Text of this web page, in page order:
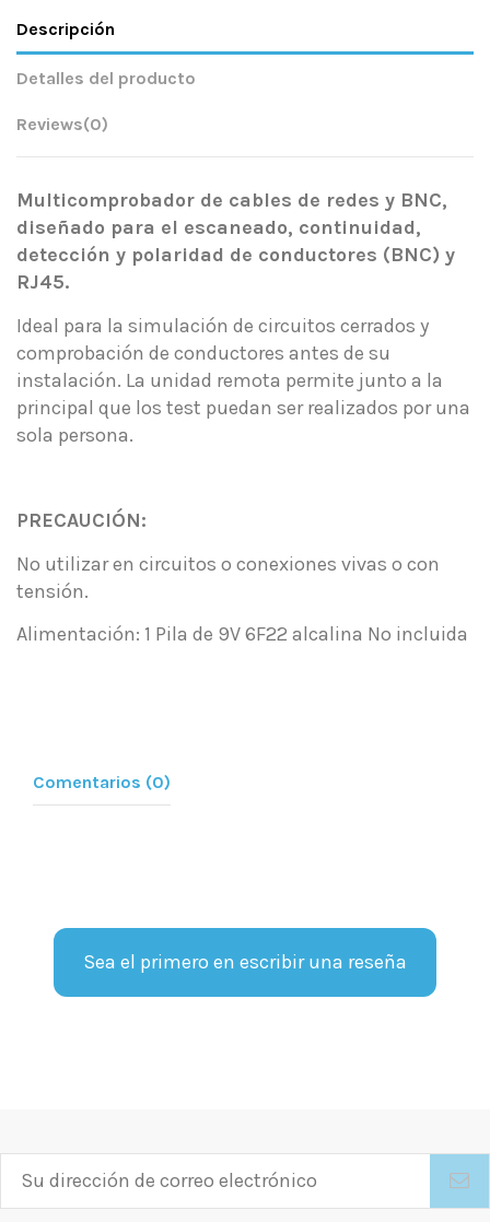
Descripción
Detalles del producto
Reviews(0)
Multicomprobador de cables de redes y BNC,
diseñado para el escaneado, continuidad,
detección y polaridad de conductores (BNC) y
RJ45.
Ideal para la simulación de circuitos cerrados y
comprobación de conductores antes de su
instalación. La unidad remota permite junto a la
principal que los test puedan ser realizados por una
sola persona.
PRECAUCIÓN:
No utilizar en circuitos o conexiones vivas o con
tensión.
Alimentación: 1 Pila de 9V 6F22 alcalina No incluida
Comentarios (0)
Sea el primero en escribir una reseña